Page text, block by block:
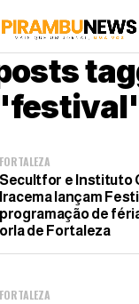
FORTALEZA
Secultfor e Instituto
Iracema lançam
programação de
orla de Fortaleza
FORTALEZA